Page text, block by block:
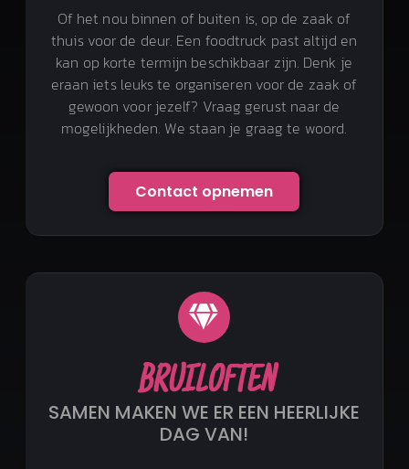
Of het nou binnen of buiten is, op de zaak of
thuis voor de deur. Een foodtruck past altijd en
kan op korte termijn beschikbaar zijn. Denk je
eraan iets leuks te organiseren voor de zaak of
gewoon voor jezelf? Vraag gerust naar de
mogelijkheden. We staan je graag te woord.
Contact opnemen
BRUILOFTEN
SAMEN MAKEN WE ER EEN HEERLIJKE
DAG VAN!